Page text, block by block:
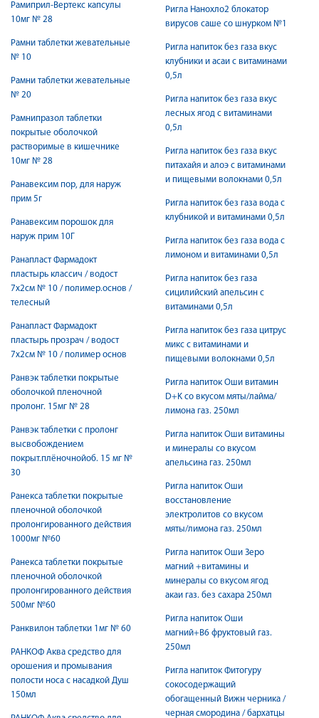
Рамиприл-Вертекс капсулы
10мг № 28
Рамни таблетки жевательные
№ 10
Рамни таблетки жевательные
№ 20
Рамнипразол таблетки
покрытые оболочкой
растворимые в кишечнике
10мг № 28
Ранавексим пор, для наруж
прим 5г
Ранавексим порошок для
наруж прим 10Г
Ранапласт Фармадокт
пластырь классич / водост
7х2см № 10 / полимер.основ /
телесный
Ранапласт Фармадокт
пластырь прозрач / водост
7х2см № 10 / полимер основ
Ранвэк таблетки покрытые
оболочкой пленочной
пролонг. 15мг № 28
Ранвэк таблетки с пролонг
высвобождением
покрыт.плёночнойоб. 15 мг №
30
Ранекса таблетки покрытые
пленочной оболочкой
пролонгированного действия
1000мг №60
Ранекса таблетки покрытые
пленочной оболочкой
пролонгированного действия
500мг №60
Ранквилон таблетки 1мг № 60
РАНКОФ Аква средство для
орошения и промывания
полости носа с насадкой Душ
150мл
Ригла Нанохло2 блокатор
вирусов саше со шнурком №1
Ригла напиток без газа вкус
клубники и асаи с витаминами
0,5л
Ригла напиток без газа вкус
лесных ягод с витаминами
0,5л
Ригла напиток без газа вкус
питахайя и алоэ с витаминами
и пищевыми волокнами 0,5л
Ригла напиток без газа вода с
клубникой и витаминами 0,5л
Ригла напиток без газа вода с
лимоном и витаминами 0,5л
Ригла напиток без газа
сицилийский апельсин с
витаминами 0,5л
Ригла напиток без газа цитрус
микс с витаминами и
пищевыми волокнами 0,5л
Ригла напиток Оши витамин
D+K со вкусом мяты/лайма/
лимона газ. 250мл
Ригла напиток Оши витамины
и минералы со вкусом
апельсина газ. 250мл
Ригла напиток Оши
восстановление
электролитов со вкусом
мяты/лимона газ. 250мл
Ригла напиток Оши Зеро
магний +витамины и
минералы со вкусом ягод
акаи газ. без сахара 250мл
Ригла напиток Оши
магний+B6 фруктовый газ.
250мл
Ригла напиток Фитогуру
сокосодержащий
обогащенный Вижн черника /
черная смородина / бархатцы